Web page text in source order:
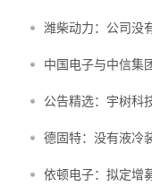
潍柴动力：公司没
中国电子与中信集
公告精选：宇树科技首次公开
德固特：没有液冷装备、
依顿电子：拟定增募资不